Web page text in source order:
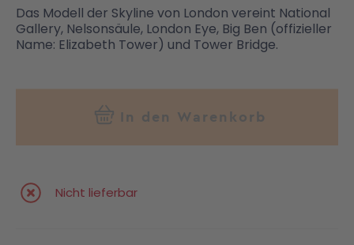
Das Modell der Skyline von London vereint National
Gallery, Nelsonsäule, London Eye, Big Ben (offizieller
Name: Elizabeth Tower) und Tower Bridge.
In den Warenkorb
Nicht lieferbar